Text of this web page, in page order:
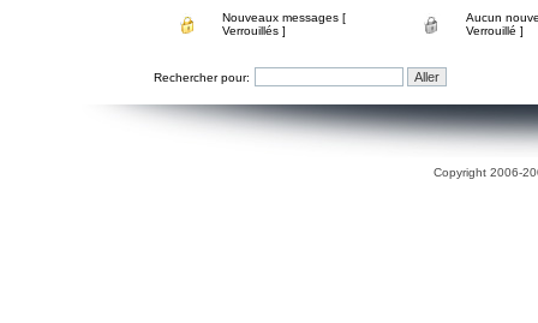
Nouveaux messages [
Verrouillés ]
Aucun
Verrouillé ]
Rechercher pour:
Copyright 2006-